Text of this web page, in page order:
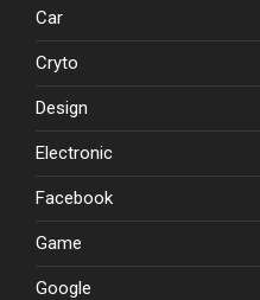
Car
Cryto
Design
Electronic
Facebook
Game
Google